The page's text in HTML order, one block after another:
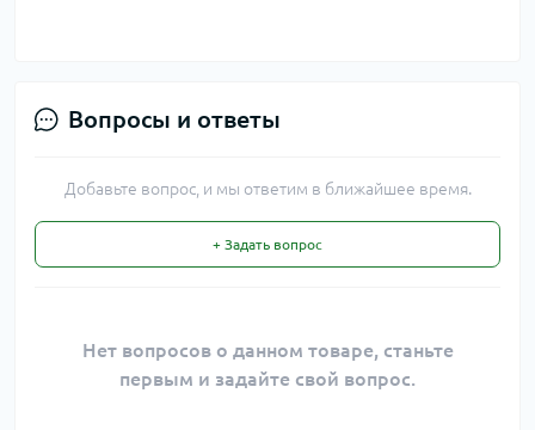
Вопросы и ответы
Добавьте вопрос, и мы ответим в ближайшее время.
+ Задать вопрос
Нет вопросов о данном товаре, станьте
первым и задайте свой вопрос.